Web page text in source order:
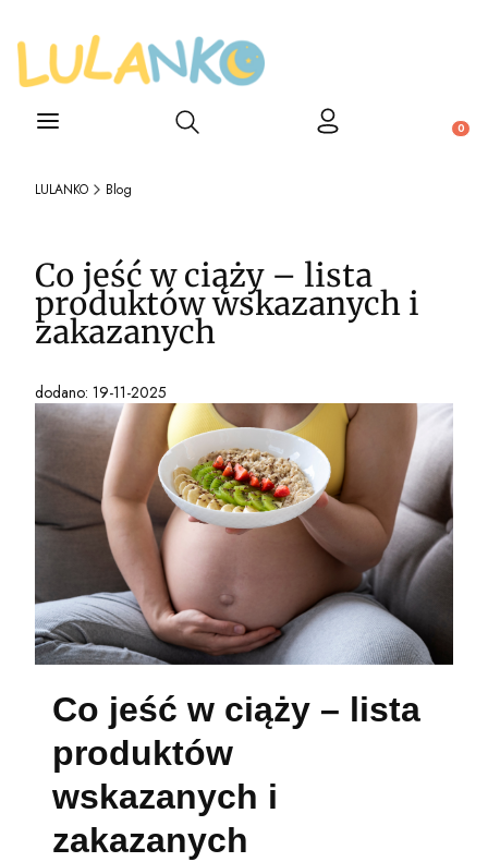
Otwórz wyszukiwarkę
LULANKO Blog
Co jeść w ciąży – lista
produktów wskazanych i
zakazanych
dodano: 19-11-2025
Co jeść w ciąży – lista
produktów
wskazanych i
zakazanych